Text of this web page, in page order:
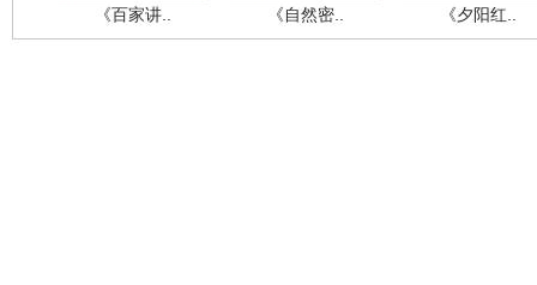
《百家讲.. 《自然密.. 《夕阳红..